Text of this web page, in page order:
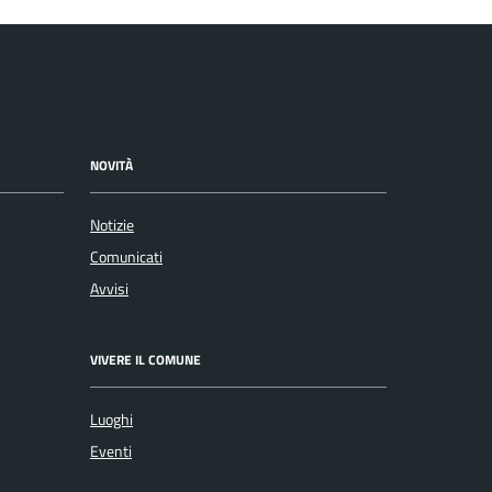
NOVITÀ
Notizie
Comunicati
Avvisi
VIVERE IL COMUNE
Luoghi
Eventi